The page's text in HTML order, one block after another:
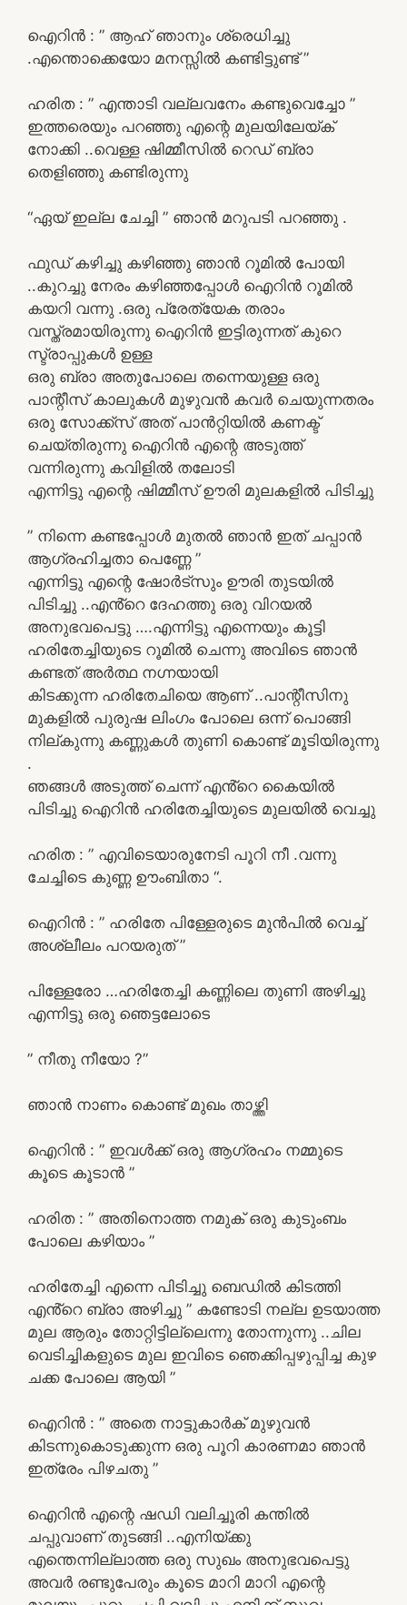
ഐറിൻ : ” ആഹ് ഞാനും ശ്രെധിച്ചു
.എന്തൊക്കെയോ മനസ്സിൽ കണ്ടിട്ടുണ്ട് ”
ഹരിത : ” എന്താടി വല്ലവനേം കണ്ടുവെച്ചോ ”
ഇത്തരെയും പറഞ്ഞു എന്റെ മുലയിലേയ്ക്
നോക്കി ..വെള്ള ഷിമ്മീസിൽ റെഡ് ബ്രാ
തെളിഞ്ഞു കണ്ടിരുന്നു
“ഏയ് ഇല്ല ചേച്ചി ” ഞാൻ മറുപടി പറഞ്ഞു .
ഫുഡ് കഴിച്ചു കഴിഞ്ഞു ഞാൻ റൂമിൽ പോയി
..കുറച്ചു നേരം കഴിഞ്ഞപ്പോൾ ഐറിൻ റൂമിൽ
കയറി വന്നു .ഒരു പ്രേത്യേക തരാം
വസ്ത്രമായിരുന്നു ഐറിൻ ഇട്ടിരുന്നത് കുറെ
സ്ട്രാപ്പുകൾ ഉള്ള
ഒരു ബ്രാ അതുപോലെ തന്നെയുള്ള ഒരു
പാന്റീസ് കാലുകൾ മുഴുവൻ കവർ ചെയുന്നതരം
ഒരു സോക്ക്സ് അത് പാൻറ്റിയിൽ കണക്ട്
ചെയ്തിരുന്നു ഐറിൻ എന്റെ അടുത്ത്
വന്നിരുന്നു കവിളിൽ തലോടി
എന്നിട്ടു എന്റെ ഷിമ്മീസ് ഊരി മുലകളിൽ പിടിച്ചു
” നിന്നെ കണ്ടപ്പോൾ മുതൽ ഞാൻ ഇത് ചപ്പാൻ
ആഗ്രഹിച്ചതാ പെണ്ണേ ”
എന്നിട്ടു എന്റെ ഷോർട്സും ഊരി തുടയിൽ
പിടിച്ചു ..എൻ്റെ ദേഹത്തു ഒരു വിറയൽ
അനുഭവപെട്ടു ….എന്നിട്ടു എന്നെയും കൂട്ടി
ഹരിതേച്ചിയുടെ റൂമിൽ ചെന്നു അവിടെ ഞാൻ
കണ്ടത് അർത്ഥ നഗ്നയായി
കിടക്കുന്ന ഹരിതേചിയെ ആണ് ..പാന്റീസിനു
മുകളിൽ പുരുഷ ലിംഗം പോലെ ഒന്ന് പൊങ്ങി
നില്കുന്നു കണ്ണുകൾ തുണി കൊണ്ട് മൂടിയിരുന്നു
.
ഞങ്ങൾ അടുത്ത് ചെന്ന് എൻ്റെ കൈയിൽ
പിടിച്ചു ഐറിൻ ഹരിതേച്ചിയുടെ മുലയിൽ വെച്ചു
ഹരിത : ” എവിടെയാരുനേടി പൂറി നീ .വന്നു
ചേച്ചിടെ കുണ്ണ ഊംബിതാ “.
ഐറിൻ : ” ഹരിതേ പിള്ളേരുടെ മുൻപിൽ വെച്ച്
അശ്ലീലം പറയരുത് ”
പിള്ളേരോ …ഹരിതേച്ചി കണ്ണിലെ തുണി അഴിച്ചു
എന്നിട്ടു ഒരു ഞെട്ടലോടെ
” നീതു നീയോ ?”
ഞാൻ നാണം കൊണ്ട് മുഖം താഴ്ത്തി
ഐറിൻ : ” ഇവൾക്ക് ഒരു ആഗ്രഹം നമ്മുടെ
കൂടെ കൂടാൻ ”
ഹരിത : ” അതിനൊത്ത നമുക് ഒരു കുടുംബം
പോലെ കഴിയാം ”
ഹരിതേച്ചി എന്നെ പിടിച്ചു ബെഡിൽ കിടത്തി
എൻ്റെ ബ്രാ അഴിച്ചു ” കണ്ടോടി നല്ല ഉടയാത്ത
മുല ആരും തോറ്റിട്ടില്ലെന്നു തോന്നുന്നു ..ചില
വെടിച്ചികളുടെ മുല ഇവിടെ ഞെക്കിപ്പഴുപ്പിച്ച കുഴ
ചക്ക പോലെ ആയി ”
ഐറിൻ : ” അതെ നാട്ടുകാർക് മുഴുവൻ
കിടന്നുകൊടുക്കുന്ന ഒരു പൂറി കാരണമാ ഞാൻ
ഇത്രേം പിഴചതു ”
ഐറിൻ എന്റെ ഷഡി വലിച്ചൂരി കന്തിൽ
ചപ്പുവാണ് തുടങ്ങി ..എനിയ്ക്കു
എന്തെന്നില്ലാത്ത ഒരു സുഖം അനുഭവപെട്ടു
അവർ രണ്ടുപേരും കൂടെ മാറി മാറി എന്റെ